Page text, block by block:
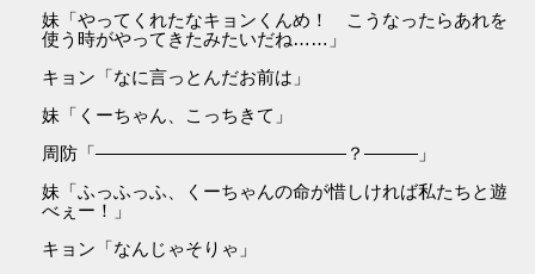
妹「やってくれたなキョンくんめ！ こうなったらあれを
使う時がやってきたみたいだね……」
キョン「なに言っとんだお前は」
妹「くーちゃん、こっちきて」
周防「――――――――――――――？―――」
妹「ふっふっふ、くーちゃんの命が惜しければ私たちと遊
べぇー！」
キョン「なんじゃそりゃ」